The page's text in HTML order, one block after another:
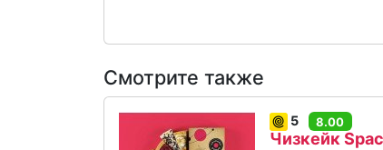
Смотрите также
5 8.00
Чизкейк